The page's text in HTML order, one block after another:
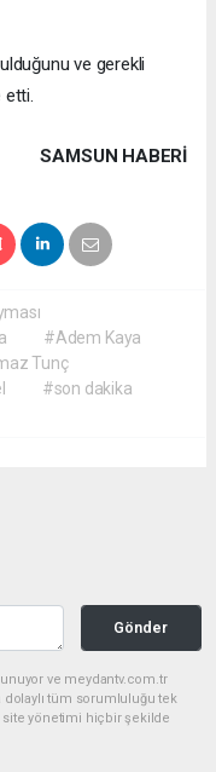
ve gerekli
etti.
SAMSUN HABERİ
#Adem Kaya
Tunç
#son dakika
Gönder
ve meydantv.com.tr
dolaylı tüm sorumluluğu tek
site yönetimi hiçbir şekilde